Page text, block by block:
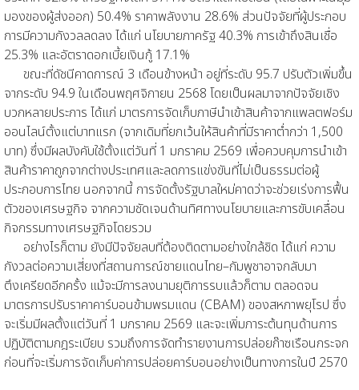
มองของผู้ส่งออก) 50.4% ราคาพลังงาน 28.6% ส่วนปัจจัยที่ผู้ประกอบ
การมีความกังวลลดลง ได้แก่ นโยบายภาครัฐ 40.3% การเข้าถึงสินเชื่อ
25.3% และอัตราดอกเบี้ยเงินกู้ 17.1%
ขณะที่ดัชนีคาดการณ์ 3 เดือนข้างหน้า อยู่ที่ระดับ 95.7 ปรับตัวเพิ่มขึ้น
จากระดับ 94.9 ในเดือนพฤศจิกายน 2568 โดยเป็นผลมาจากปัจจัยเชิง
บวกหลายประการ ได้แก่ มาตรการจัดเก็บภาษีนำเข้าสินค้าจากแพลตฟอร์ม
ออนไลน์ตั้งแต่บาทแรก (จากเดิมที่ยกเว้นให้สินค้าที่มีราคาต่ำกว่า 1,500
บาท) ซึ่งมีผลบังคับใช้ตั้งแต่วันที่ 1 มกราคม 2569 เพื่อควบคุมการนำเข้า
สินค้าราคาถูกจากต่างประเทศและลดการแข่งขันที่ไม่เป็นธรรมต่อผู้
ประกอบการไทย นอกจากนี้ การจัดตั้งรัฐบาลใหม่คาดว่าจะช่วยเร่งการฟื้น
ตัวของเศรษฐกิจ จากความชัดเจนด้านทิศทางนโยบายและการขับเคลื่อน
กิจกรรมทางเศรษฐกิจโดยรวม
อย่างไรก็ตาม ยังมีปัจจัยลบที่ต้องติดตามอย่างใกล้ชิด ได้แก่ ความ
กังวลต่อความเสี่ยงที่สถานการณ์ชายแดนไทย–กัมพูชาอาจกลับมา
ตึงเครียดอีกครั้ง แม้จะมีการลงนามยุติการรบแล้วก็ตาม ตลอดจน
มาตรการปรับราคาคาร์บอนข้ามพรมแดน (CBAM) ของสหภาพยุโรป ซึ่ง
จะเริ่มมีผลตั้งแต่วันที่ 1 มกราคม 2569 และจะเพิ่มภาระต้นทุนด้านการ
ปฏิบัติตามกฎระเบียบ รวมถึงการจัดทำรายงานการปล่อยก๊าซเรือนกระจก
ก่อนที่จะเริ่มการจัดเก็บค่าการปล่อยคาร์บอนอย่างเป็นทางการในปี 2570